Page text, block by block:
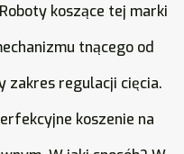
koszące tej marki
tnącego od
zakres regulacji cięcia.
koszenie na